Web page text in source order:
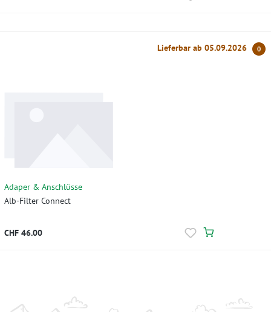
Lieferbar ab 05.09.2026 0
Adaper & Anschlüsse
Alb-Filter Connect
CHF 46.00